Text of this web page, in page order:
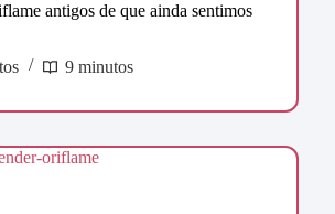
antigos de que ainda sentimos
9 minutos